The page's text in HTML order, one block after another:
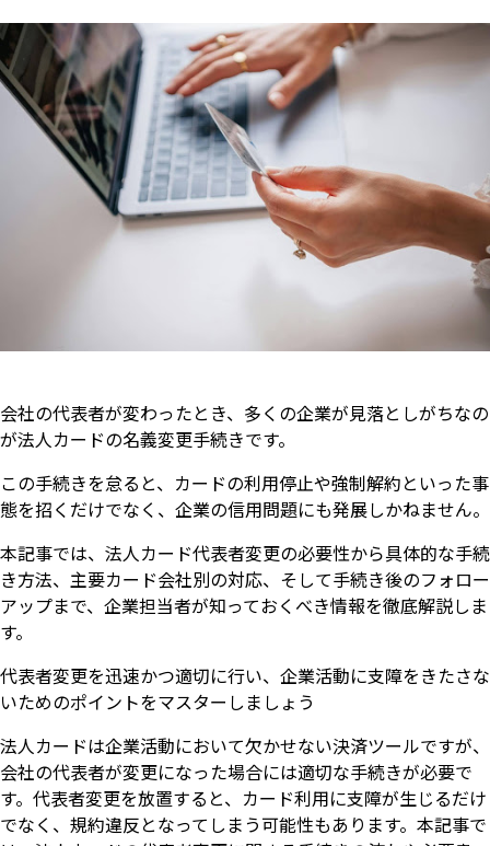
会社の代表者が変わったとき、多くの企業が見落としがちなの
が法人カードの名義変更手続きです。
この手続きを怠ると、カードの利用停止や強制解約といった事
態を招くだけでなく、企業の信用問題にも発展しかねません。
本記事では、法人カード代表者変更の必要性から具体的な手続
き方法、主要カード会社別の対応、そして手続き後のフォロー
アップまで、企業担当者が知っておくべき情報を徹底解説しま
す。
代表者変更を迅速かつ適切に行い、企業活動に支障をきたさな
いためのポイントをマスターしましょう
法人カードは企業活動において欠かせない決済ツールですが、
会社の代表者が変更になった場合には適切な手続きが必要で
す。代表者変更を放置すると、カード利用に支障が生じるだけ
でなく、規約違反となってしまう可能性もあります。本記事で